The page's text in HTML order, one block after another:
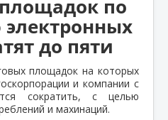
по
до пяти
площадок на которых
и компании с
сократить, с целью
и махинаций.